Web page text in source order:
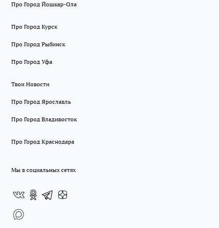
Про Город Йошкар-Ола
Про Город Курск
Про Город Рыбинск
Про Город Уфа
Твои Новости
Про Город Ярославль
Про Город Владивосток
Про Город Краснодара
Мы в социальных сетях